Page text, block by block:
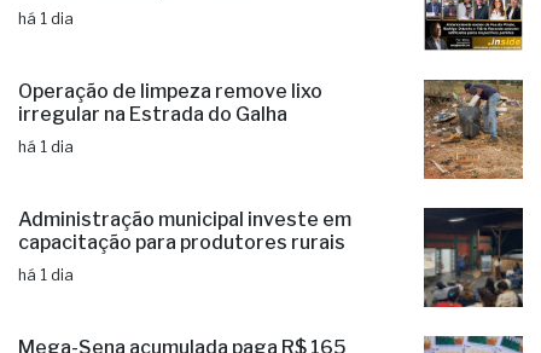
há 1 dia
Operação de limpeza remove lixo
irregular na Estrada do Galha
há 1 dia
Administração municipal investe em
capacitação para produtores rurais
há 1 dia
Mega-Sena acumulada paga R$ 165